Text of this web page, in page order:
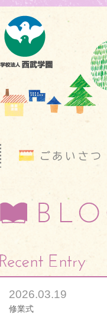
2026.03.19
修業式